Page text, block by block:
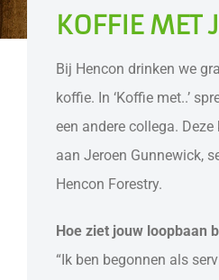
KOFFIE MET
Bij Hencon drinken we
koffie. In ‘Koffie met..’
een andere collega.
aan Jeroen Gunnewick,
Hencon Forestry.
Hoe ziet jouw loopbaan
“Ik ben begonnen als